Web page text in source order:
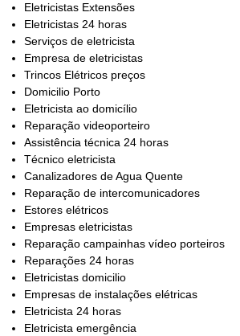
Eletricistas Extensões
Eletricistas 24 horas
Serviços de eletricista
Empresa de eletricistas
Trincos Elétricos preços
Domicilio Porto
Eletricista ao domicílio
Reparação videoporteiro
Assistência técnica 24 horas
Técnico eletricista
Canalizadores de Agua Quente
Reparação de intercomunicadores
Estores elétricos
Empresas eletricistas
Reparação campainhas vídeo porteiros
Reparações 24 horas
Eletricistas domicilio
Empresas de instalações elétricas
Eletricista 24 horas
Eletricista emergência